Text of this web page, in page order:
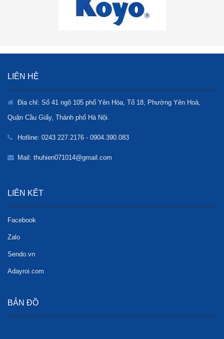
LIÊN HỆ
Địa chỉ: Số 41 ngõ 105 phố Yên Hòa, Tổ 18, Phường Yên Hoà,
Quận Cầu Giấy, Thành phố Hà Nội.
Hotline: 0243 227.2176 - 0904.390.083
Mail: thuhien071014@gmail.com
LIÊN KẾT
Facebook
Zalo
Sendo.vn
Adayroi.com
BẢN ĐỒ